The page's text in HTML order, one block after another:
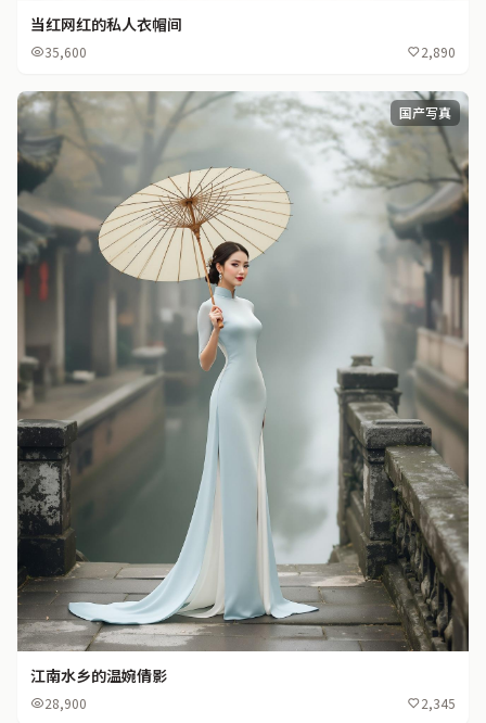
当红网红的私人衣帽间
35,600 2,890
国产写真
江南水乡的温婉倩影
28,900 2,345